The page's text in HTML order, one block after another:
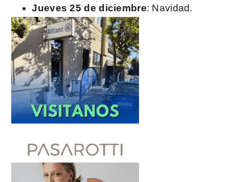
Jueves 25 de diciembre: Navidad.